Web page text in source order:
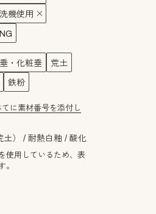
機使用
・化粧垂 荒土
鉄粉
に素材番号を添付し
） 耐熱白釉 酸化
使用しているため、表
。